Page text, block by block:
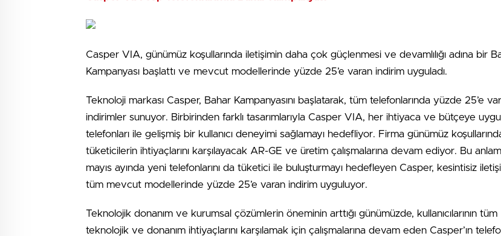
Casper VIA, günümüz koşullarında iletişimin daha çok güçlenmesi ve devamlılığı adına bir
Kampanyası başlattı ve mevcut modellerinde yüzde 25’e varan indirim uyguladı.
Teknoloji markası Casper, Bahar Kampanyasını başlatarak, tüm telefonlarında yüzde 25’e
indirimler sunuyor. Birbirinden farklı tasarımlarıyla Casper VIA, her ihtiyaca ve bütçeye
telefonları ile gelişmiş bir kullanıcı deneyimi sağlamayı hedefliyor. Firma günümüz
tüketicilerin ihtiyaçlarını karşılayacak AR-GE ve üretim çalışmalarına devam ediyor. Bu
mayıs ayında yeni telefonlarını da tüketici ile buluşturmayı hedefleyen Casper, kesintisiz
tüm mevcut modellerinde yüzde 25’e varan indirim uyguluyor.
Teknolojik donanım ve kurumsal çözümlerin öneminin arttığı günümüzde, kullanıcılarının tüm
teknolojik ve donanım ihtiyaçlarını karşılamak için çalışmalarına devam eden Casper’ın